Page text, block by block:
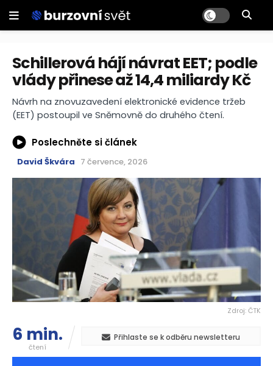
Schillerová hájí návrat EET; podle
vlády přinese až 14,4 miliardy Kč
Návrh na znovuzavedení elektronické evidence tržeb
(EET) postoupil ve Sněmovně do druhého čtení.
Poslechněte si článek
David Škvára 7 července, 2026
Zdroj: ČTK
6 min.
čtení
Přihlaste se k odběru newsletteru